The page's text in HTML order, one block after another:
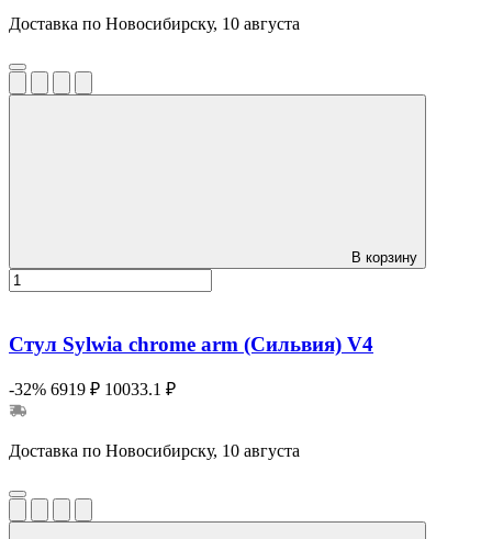
Доставка по Новосибирску, 10 августа
В корзину
Стул Sylwia chrome arm (Сильвия) V4
-32% 6919 ₽ 10033.1 ₽
Доставка по Новосибирску, 10 августа